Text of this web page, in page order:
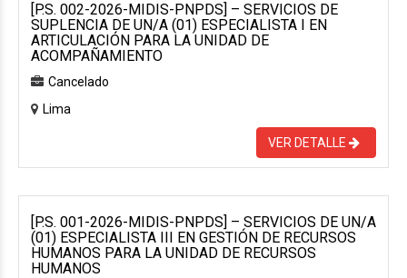
[P.S. 002-2026-MIDIS-PNPDS] – SERVICIOS DE
SUPLENCIA DE UN/A (01) ESPECIALISTA I EN
ARTICULACIÓN PARA LA UNIDAD DE
ACOMPAÑAMIENTO
Cancelado
Lima
VER DETALLE
[P.S. 001-2026-MIDIS-PNPDS] – SERVICIOS DE UN/A
(01) ESPECIALISTA III EN GESTIÓN DE RECURSOS
HUMANOS PARA LA UNIDAD DE RECURSOS
HUMANOS